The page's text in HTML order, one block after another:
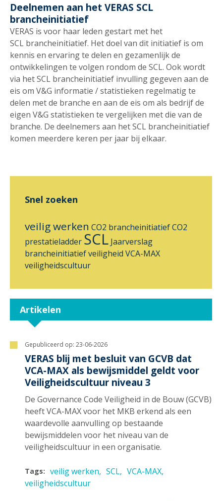
Deelnemen aan het VERAS SCL
brancheinitiatief
VERAS is voor haar leden gestart met het
SCL brancheinitiatief. Het doel van dit initiatief is om
kennis en ervaring te delen en gezamenlijk de
ontwikkelingen te volgen rondom de SCL. Ook wordt
via het SCL brancheinitiatief invulling gegeven aan de
eis om V&G informatie / statistieken regelmatig te
delen met de branche en aan de eis om als bedrijf de
eigen V&G statistieken te vergelijken met die van de
branche. De deelnemers aan het SCL brancheinitiatief
komen meerdere keren per jaar bij elkaar.
Snel zoeken
veilig werken CO2 brancheinitiatiefCO2
prestatieladder SCL Jaarverslag
brancheinitiatiefveiligheid VCA-MAX
veiligheidscultuur
Artikelen
Gepubliceerd op: 23-06-2026
VERAS blij met besluit van GCVB dat
VCA-MAX als bewijsmiddel geldt voor
Veiligheidscultuur niveau 3
De Governance Code Veiligheid in de Bouw (GCVB)
heeft VCA-MAX voor het MKB erkend als een
waardevolle aanvulling op bestaande
bewijsmiddelen voor het niveau van de
veiligheidscultuur in een organisatie.
Tags: veilig werken SCL
VCA-MAX
veiligheidscultuur